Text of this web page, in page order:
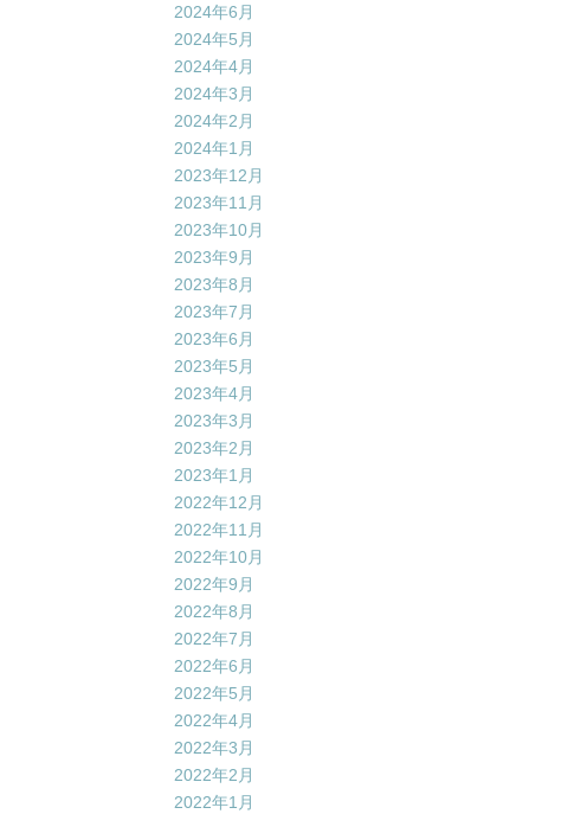
2024年6月
2024年5月
2024年4月
2024年3月
2024年2月
2024年1月
2023年12月
2023年11月
2023年10月
2023年9月
2023年8月
2023年7月
2023年6月
2023年5月
2023年4月
2023年3月
2023年2月
2023年1月
2022年12月
2022年11月
2022年10月
2022年9月
2022年8月
2022年7月
2022年6月
2022年5月
2022年4月
2022年3月
2022年2月
2022年1月